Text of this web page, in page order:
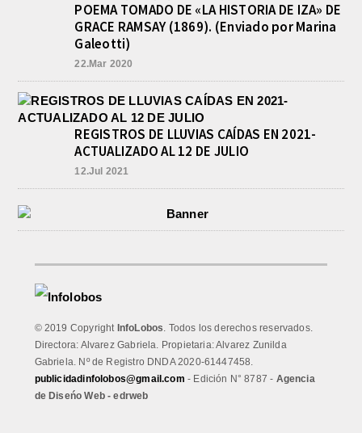
POEMA TOMADO DE «LA HISTORIA DE IZA» DE
GRACE RAMSAY (1869). (Enviado por Marina
Galeotti)
22.Mar 2020
REGISTROS DE LLUVIAS CAÍDAS EN 2021-
ACTUALIZADO AL 12 DE JULIO
12.Jul 2021
© 2019 Copyright InfoLobos . Todos los derechos reservados.
Directora: Alvarez Gabriela. Propietaria: Alvarez Zunilda
Gabriela. Nº de Registro DNDA 2020-61447458.
publicidadinfolobos@gmail.com - Edición N° 8787 - Agencia
de Diseńo Web - edrweb